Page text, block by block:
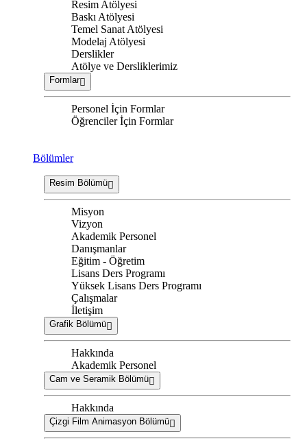
Resim Atölyesi
Baskı Atölyesi
Temel Sanat Atölyesi
Modelaj Atölyesi
Derslikler
Atölye ve Dersliklerimiz
Formlar
Personel İçin Formlar
Öğrenciler İçin Formlar
Bölümler
Resim Bölümü
Misyon
Vizyon
Akademik Personel
Danışmanlar
Eğitim - Öğretim
Lisans Ders Programı
Yüksek Lisans Ders Programı
Çalışmalar
İletişim
Grafik Bölümü
Hakkında
Akademik Personel
Cam ve Seramik Bölümü
Hakkında
Çizgi Film Animasyon Bölümü